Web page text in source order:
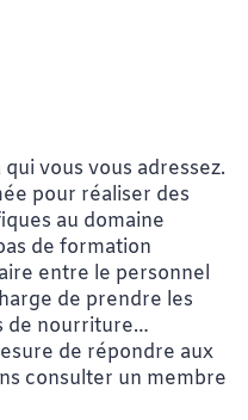
vous vous adressez.
pour réaliser des
au domaine
de formation
entre le personnel
de prendre les
de nourriture…
de répondre aux
consulter un membre